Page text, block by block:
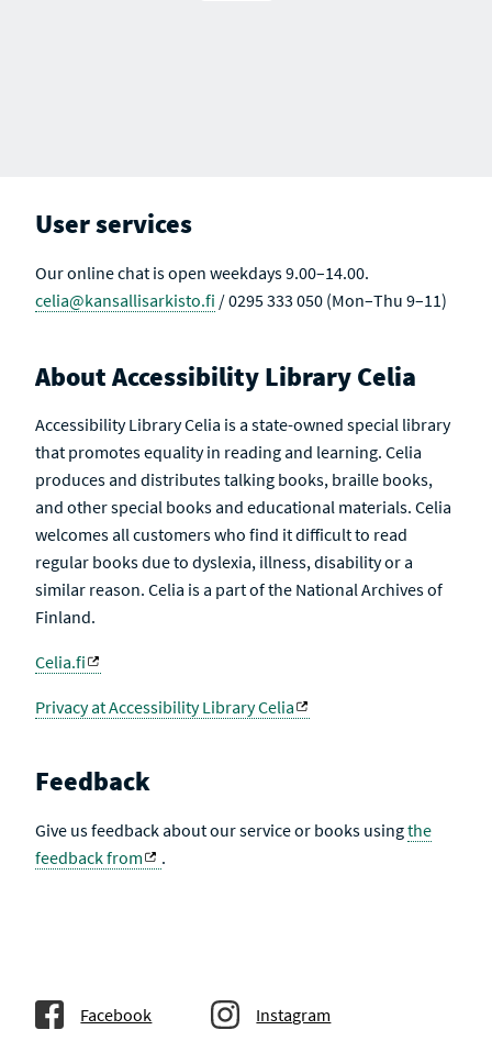
User services
Our online chat is open weekdays 9.00–14.00.
celia@kansallisarkisto.fi / 0295 333 050 (Mon–Thu 9–11)
About Accessibility Library Celia
Accessibility Library Celia is a state-owned special library
that promotes equality in reading and learning. Celia
produces and distributes talking books, braille books,
and other special books and educational materials. Celia
welcomes all customers who find it difficult to read
regular books due to dyslexia, illness, disability or a
similar reason. Celia is a part of the National Archives of
Finland.
Celia.fi
Privacy at Accessibility Library Celia
Feedback
Give us feedback about our service or books usingthe
feedback from
.
Facebook Instagram